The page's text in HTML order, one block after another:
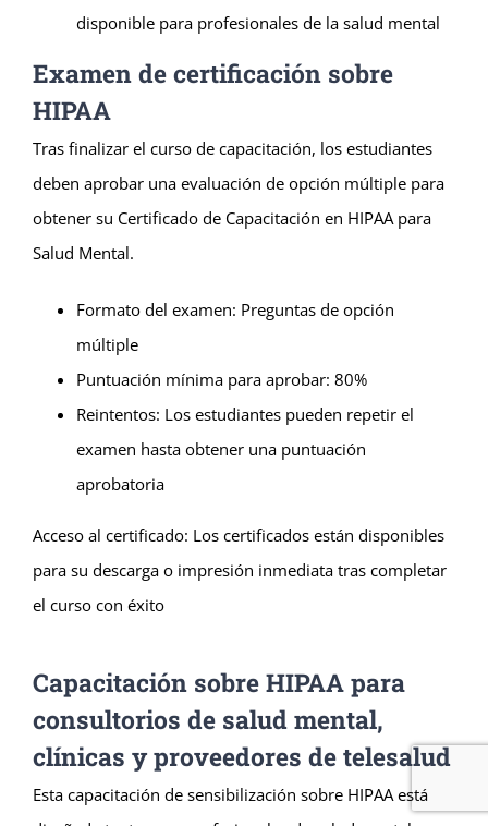
disponible para profesionales de la salud mental
Examen de certificación sobre
HIPAA
Tras finalizar el curso de capacitación, los estudiantes
deben aprobar una evaluación de opción múltiple para
obtener su Certificado de Capacitación en HIPAA para
Salud Mental.
Formato del examen: Preguntas de opción
múltiple
Puntuación mínima para aprobar: 80%
Reintentos: Los estudiantes pueden repetir el
examen hasta obtener una puntuación
aprobatoria
Acceso al certificado: Los certificados están disponibles
para su descarga o impresión inmediata tras completar
el curso con éxito
Capacitación sobre HIPAA para
consultorios de salud mental,
clínicas y proveedores de telesalud
Esta capacitación de sensibilización sobre HIPAA está